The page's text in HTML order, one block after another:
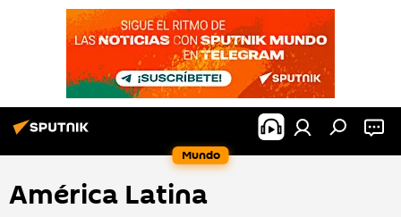
Mundo
América Latina